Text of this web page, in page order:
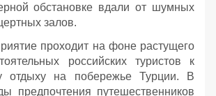
обстановке вдали от шумных
залов.
проходит на фоне растущего
российских туристов к
отдыху на побережье Турции. В
предпочтения путешественников